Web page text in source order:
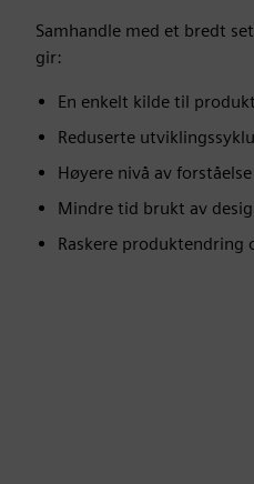
Samhandle med et bredt
gir:
En enkelt kilde til
Reduserte
Høyere nivå av
Mindre tid brukt av
Raskere